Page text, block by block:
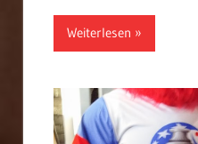
Weiterlesen